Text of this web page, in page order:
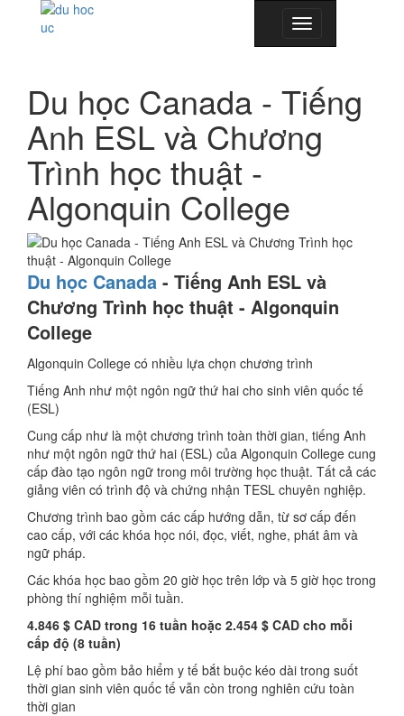
Toggle
navigation
Du học Canada - Tiếng
Anh ESL và Chương
Trình học thuật -
Algonquin College
Du học Canada - Tiếng Anh ESL và
Chương Trình học thuật - Algonquin
College
Algonquin College có nhiều lựa chọn chương trình
Tiếng Anh như một ngôn ngữ thứ hai cho sinh viên quốc tế
(ESL)
Cung cấp như là một chương trình toàn thời gian, tiếng Anh
như một ngôn ngữ thứ hai (ESL) của Algonquin College cung
cấp đào tạo ngôn ngữ trong môi trường học thuật. Tất cả các
giảng viên có trình độ và chứng nhận TESL chuyên nghiệp.
Chương trình bao gồm các cấp hướng dẫn, từ sơ cấp đến
cao cấp, với các khóa học nói, đọc, viết, nghe, phát âm và
ngữ pháp.
Các khóa học bao gồm 20 giờ học trên lớp và 5 giờ học trong
phòng thí nghiệm mỗi tuần.
4.846 $ CAD trong 16 tuần hoặc 2.454 $ CAD cho mỗi
cấp độ (8 tuần)
Lệ phí bao gồm bảo hiểm y tế bắt buộc kéo dài trong suốt
thời gian sinh viên quốc tế vẫn còn trong nghiên cứu toàn
thời gian